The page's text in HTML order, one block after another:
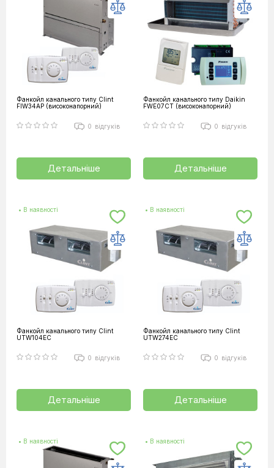
Фанкойл канального типу Clint
FIW34AP (високонапорний)
0 відгуків
Детальніше
Фанкойл канального типу Daikin
FWE07CT (високонапорний)
0 відгуків
Детальніше
• В наявності
Фанкойл канального типу Clint
UTW104EC
0 відгуків
Детальніше
• В наявності
Фанкойл канального типу Clint
UTW274EC
0 відгуків
Детальніше
• В наявності • В наявності